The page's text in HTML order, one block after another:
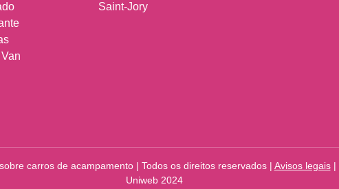
Saint-Jory
carros de acampamento | Todos os direitos reservados | Avisos legais|
Uniweb 2024